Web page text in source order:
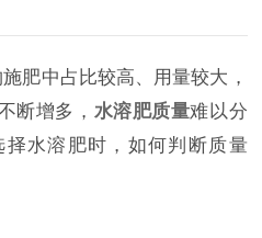
肥中占比较高、用量较大，
断增多， 水溶肥质量难以分
水溶肥时，如何判断质量